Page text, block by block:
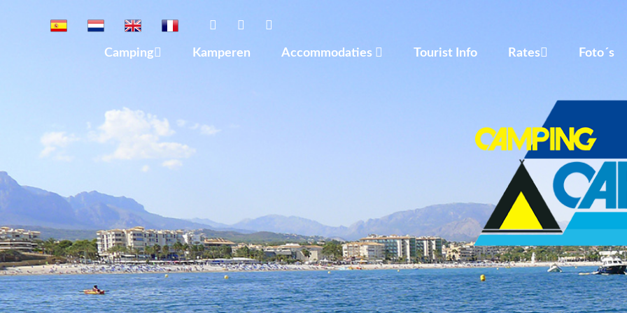
Camping Kamperen Accommodaties Tourist Info Rates Foto´s